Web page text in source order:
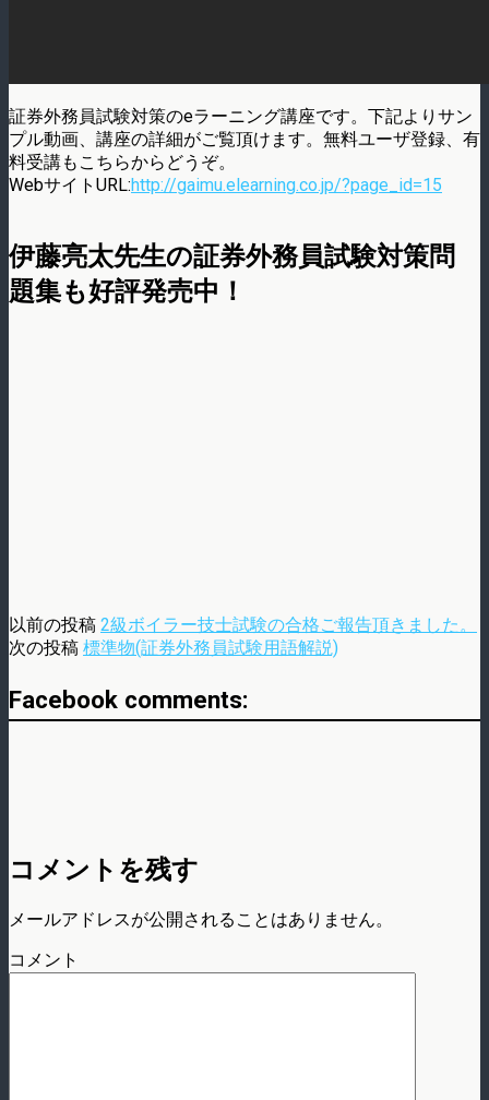
証券外務員試験対策のeラーニング講座です。下記よりサン
プル動画、講座の詳細がご覧頂けます。無料ユーザ登録、有
料受講もこちらからどうぞ。
WebサイトURL:http://gaimu.elearning.co.jp/?page_id=15
伊藤亮太先生の証券外務員試験対策問
題集も好評発売中！
以前の投稿 2級ボイラー技士試験の合格ご報告頂きました。
次の投稿 標準物(証券外務員試験用語解説)
Facebook comments:
コメントを残す
メールアドレスが公開されることはありません。
コメント